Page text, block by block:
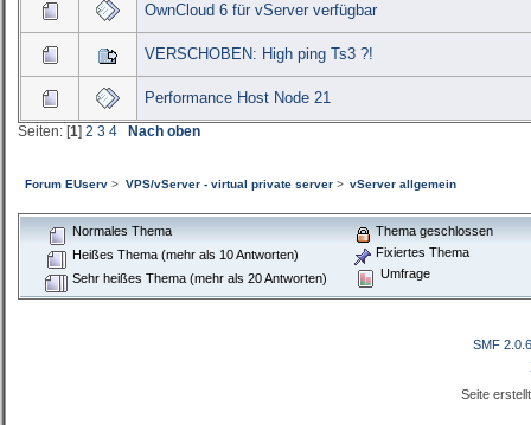
OwnCloud 6 für vServer verfügbar
VERSCHOBEN: High ping Ts3 ?!
Performance Host Node 21
Seiten: [1] 2 3 4 Nach oben
Forum EUserv > VPS/vServer - virtual private server> vServer allgemein
Normales Thema
Heißes Thema (mehr als 10 Antworten)
Sehr heißes Thema (mehr als 20 Antworten)
Thema geschlossen
Fixiertes Thema
Umfrage
SMF 2.0.6
Seite